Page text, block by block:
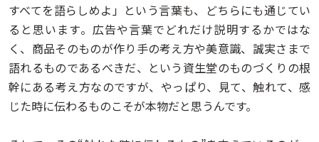
すべてを語らしめよ」という言葉も、どちらにも通じてい
ると思います。広告や言葉でどれだけ説明するかではな
く、商品そのものが作り手の考え方や美意識、誠実さまで
語れるものであるべきだ、という資生堂のものづくりの根
幹にある考え方なのですが、やっぱり、見て、触れて、感
じた時に伝わるものこそが本物だと思うんです。